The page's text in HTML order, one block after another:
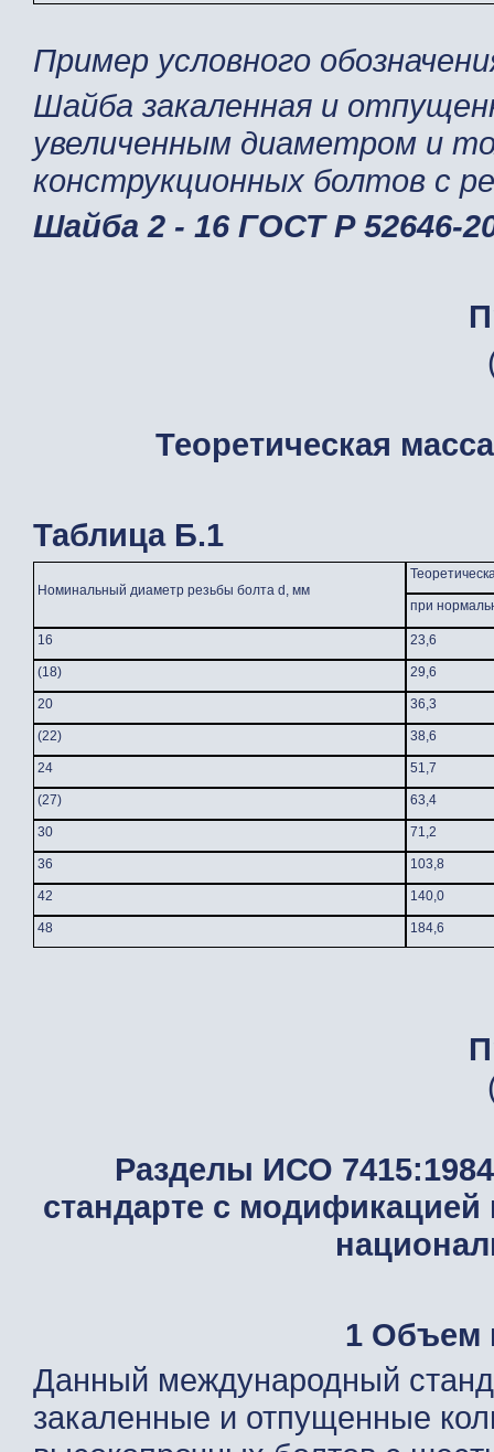
Пример условного
Шайба закаленная и
увеличенным диаметром и
конструкционных болтов с
Шайба 2 - 16 ГОСТ Р 52646-
Теоретическая
Таблица Б.1
Номинальный диаметр резьбы болта d, мм
при
16 23,6
(18) 29,6
20 36,3
(22) 38,6
24 51,7
(27) 63,4
30 71,2
36 103,8
42 140,0
48 184,6
Разделы ИСО
стандарте с
1 Объем
Данный международный
закаленные и отпущенные